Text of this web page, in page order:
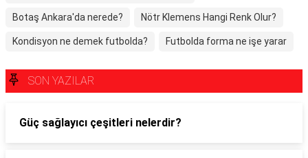
Botaş Ankara'da nerede? Nötr Klemens Hangi Renk Olur?
Kondisyon ne demek futbolda? Futbolda forma ne işe yarar
SON YAZILAR
Güç sağlayıcı çeşitleri nelerdir?